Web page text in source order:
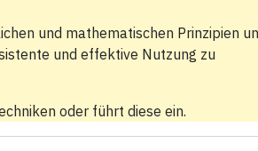
und mathematischen Prinzipien
und effektive Nutzung zu
oder führt diese ein.